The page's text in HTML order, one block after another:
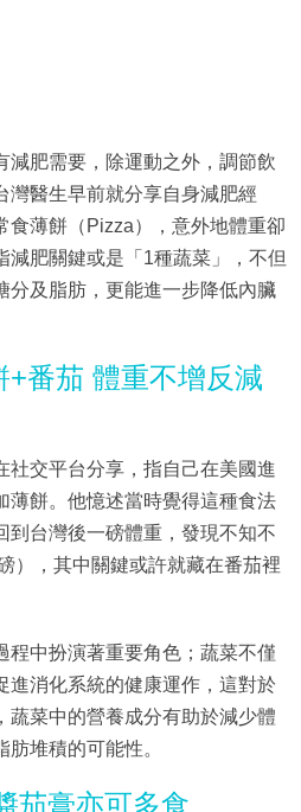
減肥需要，除運動之外，調節飲
灣醫生早前就分享自身減肥經
食薄餅（Pizza），意外地體重卻
減肥關鍵或是「1種蔬菜」，不但
分及脂肪，更能進一步降低內臟
番茄 體重不增反減
社交平台分享，指自己在美國進
薄餅。他憶述當時覺得這種食法
到台灣後一磅體重，發現不知不
），其中關鍵或許就藏在番茄裡
程中扮演著重要角色；蔬菜不僅
進消化系統的健康運作，這對於
蔬菜中的營養成分有助於減少體
堆積的可能性。
茄膏亦可多食